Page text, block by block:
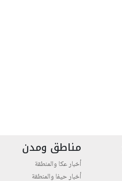
مناطق ومدن
أخبار عكا والمنطقة
أخبار حيفا والمنطقة